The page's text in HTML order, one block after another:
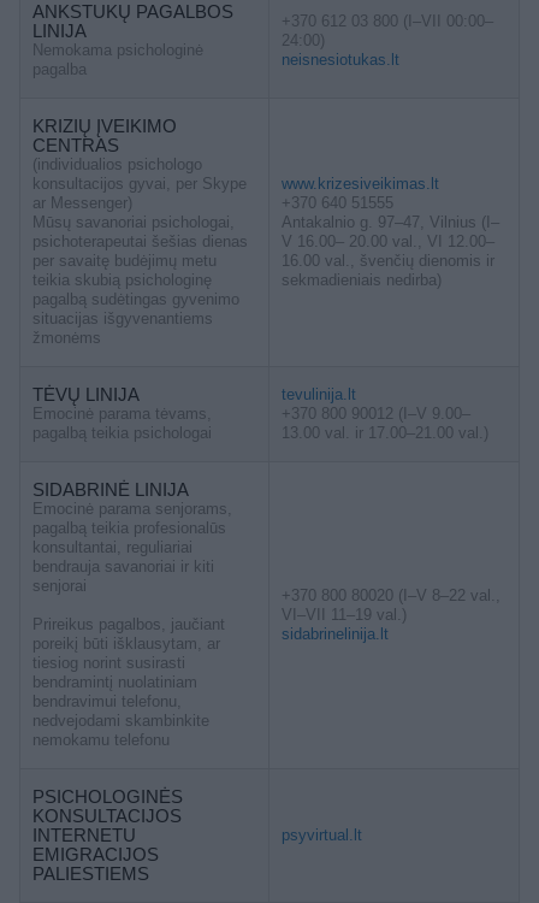
ANKSTUKŲ PAGALBOS
LINIJA
Nemokama psichologinė
pagalba
+370 612 03 800 (I–VII 00:00–
24:00)
neisnesiotukas.lt
KRIZIŲ ĮVEIKIMO
CENTRAS
(individualios psichologo
konsultacijos gyvai, per Skype
ar Messenger)
Mūsų savanoriai psichologai,
psichoterapeutai šešias dienas
per savaitę budėjimų metu
teikia skubią psichologinę
pagalbą sudėtingas gyvenimo
situacijas išgyvenantiems
žmonėms
www.krizesiveikimas.lt
+370 640 51555
Antakalnio g. 97–47, Vilnius (I–
V 16.00– 20.00 val., VI 12.00–
16.00 val., švenčių dienomis ir
sekmadieniais nedirba)
TĖVŲ LINIJA
Emocinė parama tėvams,
pagalbą teikia psichologai
tevulinija.lt
+370 800 90012 (I–V 9.00–
13.00 val. ir 17.00–21.00 val.)
SIDABRINĖ LINIJA
Emocinė parama senjorams,
pagalbą teikia profesionalūs
konsultantai, reguliariai
bendrauja savanoriai ir kiti
senjorai
Prireikus pagalbos, jaučiant
poreikį būti išklausytam, ar
tiesiog norint susirasti
bendramintį nuolatiniam
bendravimui telefonu,
nedvejodami skambinkite
nemokamu telefonu
+370 800 80020 (I–V 8–22 val.,
VI–VII 11–19 val.)
sidabrinelinija.lt
PSICHOLOGINĖS
KONSULTACIJOS
INTERNETU
EMIGRACIJOS
PALIESTIEMS
psyvirtual.lt